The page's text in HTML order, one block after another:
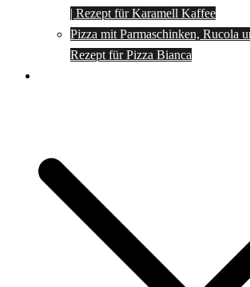
| Rezept für Karamell Kaffee
Pizza mit Parmaschinken, Rucola
Rezept für Pizza Bianca